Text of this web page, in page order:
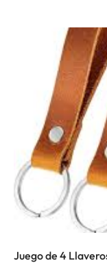
Juego de 4